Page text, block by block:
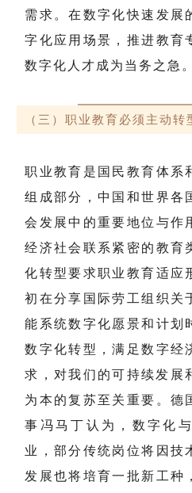
需求。在数字化快速发展
字化应用场景，推进教育
数字化人才成为当务之急。
（三）职业教育必须主动转
职业教育是国民教育体系
组成部分，中国和世界各
会发展中的重要地位与作
经济社会联系紧密的教育
化转型要求职业教育适应
初在分享国际劳工组织关
能系统数字化愿景和计划
数字化转型，满足数字经
求，对我们的可持续发展
为本的复苏至关重要。德
事冯马丁认为，数字化
业，部分传统岗位将因技
发展也将培育一批新工种